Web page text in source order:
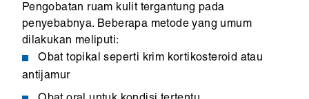
Pengobatan ruam kulit tergantung pada
penyebabnya. Beberapa metode yang umum
dilakukan meliputi:
Obat topikal seperti krim kortikosteroid atau
antijamur